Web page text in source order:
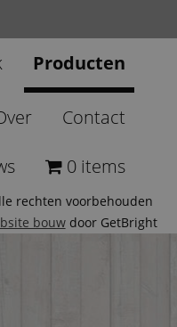
Producten
Contact
0 items
rechten voorbehouden
bouwdoor GetBright